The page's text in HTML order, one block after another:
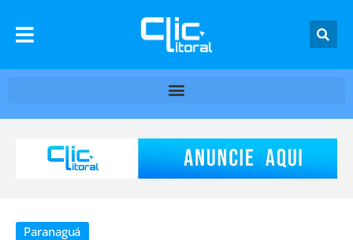
Paranaguá